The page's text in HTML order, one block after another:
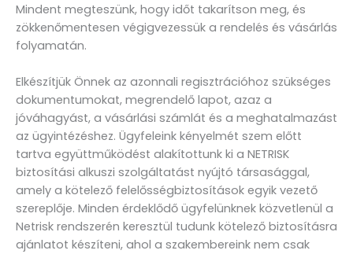
Mindent megteszünk, hogy időt takarítson meg, és
zökkenőmentesen végigvezessük a rendelés és vásárlás
folyamatán.
Elkészítjük Önnek az azonnali regisztrációhoz szükséges
dokumentumokat, megrendelő lapot, azaz a
jóváhagyást, a vásárlási számlát és a meghatalmazást
az ügyintézéshez. Ügyfeleink kényelmét szem előtt
tartva együttműködést alakítottunk ki a NETRISK
biztosítási alkuszi szolgáltatást nyújtó társasággal,
amely a kötelező felelősségbiztosítások egyik vezető
szereplője. Minden érdeklődő ügyfelünknek közvetlenül a
Netrisk rendszerén keresztül tudunk kötelező biztosításra
ajánlatot készíteni, ahol a szakembereink nem csak